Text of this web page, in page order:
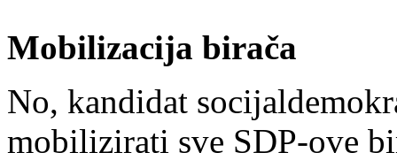
Mobilizacija birača
No, kandidat
mobilizirati sve SDP-ove